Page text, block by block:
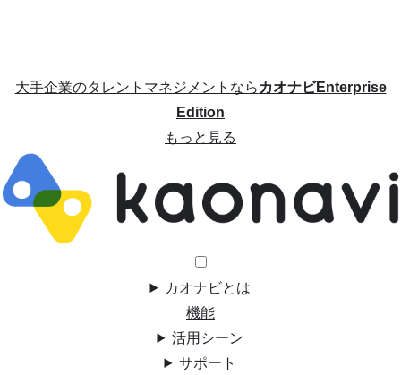
大手企業のタレントマネジメントならカオナビEnterprise
Edition
もっと見る
カオナビとは
機能
活用シーン
サポート